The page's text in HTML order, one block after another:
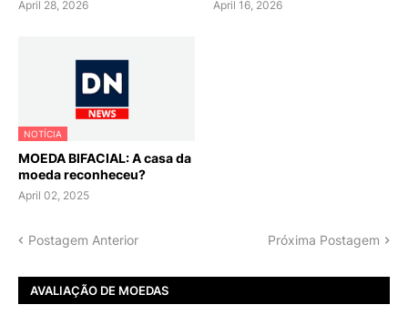
April 28, 2026 April 16, 2026
NOTÍCIA
MOEDA BIFACIAL: A casa da
moeda reconheceu?
April 02, 2025
Postagem Anterior Próxima Postagem
AVALIAÇÃO DE MOEDAS